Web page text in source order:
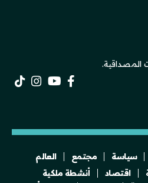
سياسة مجتمع
العالم
اقتصاد
أنشطة ملكية